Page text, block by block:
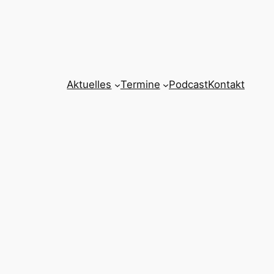
Aktuelles Termine PodcastKontakt